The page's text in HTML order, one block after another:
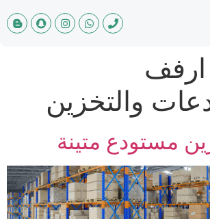
ارفف
والتخزين
مستودع متينة